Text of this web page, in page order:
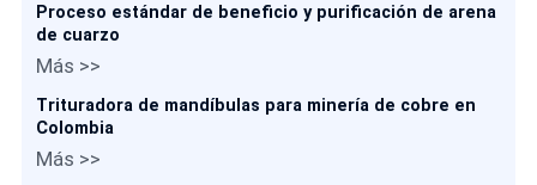
Proceso estándar de beneficio y purificación de arena
de cuarzo
Más >>
Trituradora de mandíbulas para minería de cobre en
Colombia
Más >>